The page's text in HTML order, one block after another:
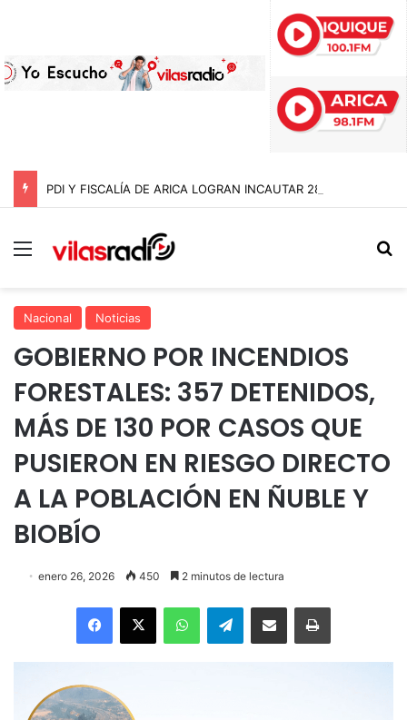
Menú
Nacional Noticias
GOBIERNO POR INCENDIOS
FORESTALES: 357 DETENIDOS,
MÁS DE 130 POR CASOS QUE
PUSIERON EN RIESGO DIRECTO
A LA POBLACIÓN EN ÑUBLE Y
BIOBÍO
enero 26, 2026 450 2 minutos de lectura
Facebook
X WhatsAppTelegramEnviar vía email Imprimir